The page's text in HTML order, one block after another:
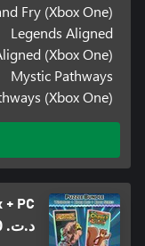
Fry (Xbox One)
Legends Aligned
(Xbox One)
Mystic Pathways
(Xbox One)
PC)
د.ت.‏ 100,000